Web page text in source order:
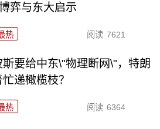
弈与东大启示
热 阅读 7621
斯要给中东\"物理断网\"，特朗
忙递橄榄枝？
热 阅读 6364